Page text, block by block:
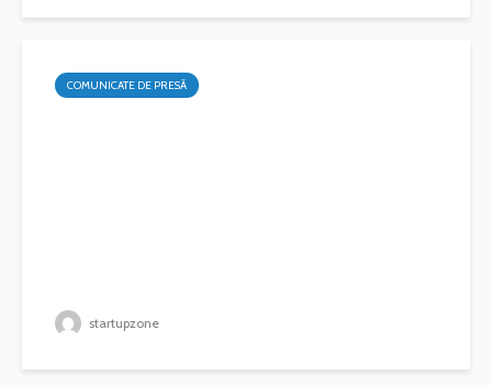
COMUNICATE DE PRESĂ
startupzone